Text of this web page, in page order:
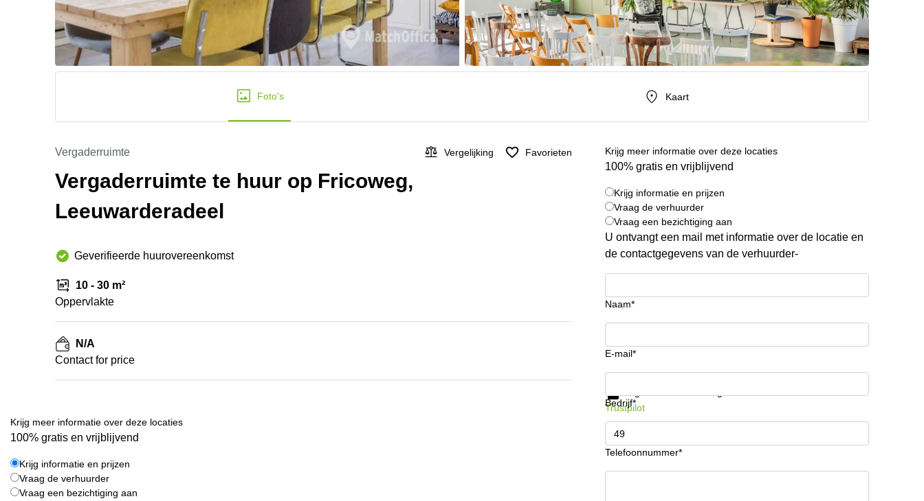
Foto's Kaart
Vergaderruimte Vergelijking Favorieten
Vergaderruimte te huur op Fricoweg,
Leeuwarderadeel
Geverifieerde huurovereenkomst
10 - 30 m²
Oppervlakte
N/A
Contact for price
Krijg meer informatie over deze locaties
100% gratis en vrijblijvend
Krijg informatie en prijzen
Vraag de verhuurder
Vraag een bezichtiging aan
U ontvangt een mail met informatie over de locatie en
de contactgegevens van de verhuurder-
Naam*
E-mail*
Bedrijf*
Telefoonnummer*
Krijg informatie en prijzen
Trustpilot
Krijg meer informatie over deze locaties
100% gratis en vrijblijvend
Krijg informatie en prijzen
Vraag de verhuurder
Vraag een bezichtiging aan